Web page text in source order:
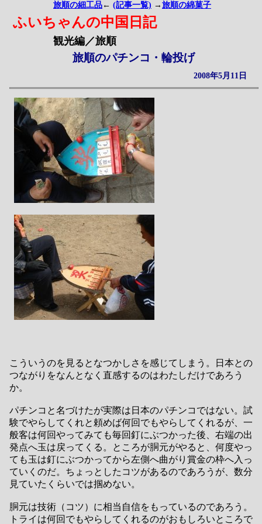
旅順の細工品 ← (記事一覧) → 旅順の綿菓子
ふいちゃんの中国日記
観光編／旅順
旅順のパチンコ・輪投げ
2008年5月11日
こういうのを見るとなつかしさを感じてしまう。日本との
つながりをなんとなく直感するのはわたしだけであろう
か。
パチンコと名づけたが実際は日本のパチンコではない。試
験でやらしてくれと頼めば何回でもやらしてくれるが、一
般客は何回やってみても毎回釘にぶつかった後、右端の出
発点へ玉は戻ってくる。ところが胴元がやると、何度やっ
ても玉は釘にぶつかってから左側へ曲がり賞金の枠へ入っ
ていくのだ。ちょっとしたコツがあるのであろうが、数分
見ていたくらいでは掴めない。
胴元は技術（コツ）に相当自信をもっているのであろう。
トライは何回でもやらしてくれるのがおもしろいところで